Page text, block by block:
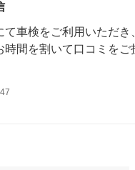
いて口コミをご投稿いただき、重ねて御